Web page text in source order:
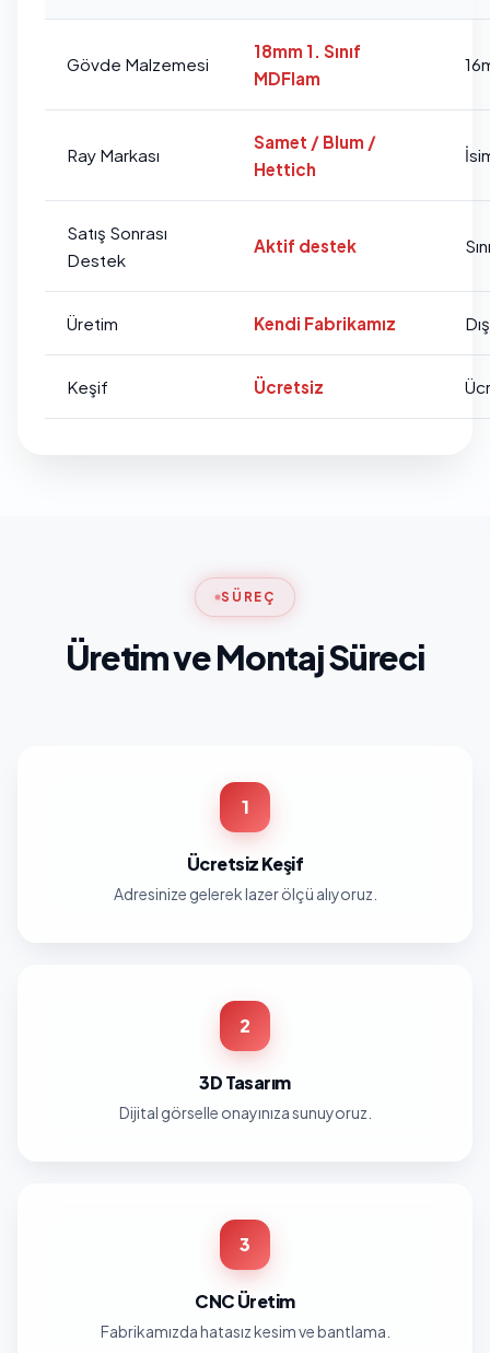
Gövde Malzemesi
18mm 1. Sınıf
MDFlam
Ray Markası
Samet / Blum /
Hettich
Satış Sonrası
Destek
Aktif destek
Üretim Kendi Fabrikamız
Keşif Ücretsiz
SÜREÇ
Üretim ve Montaj Süreci
1
Ücretsiz Keşif
Adresinize gelerek lazer ölçü alıyoruz.
2
3D Tasarım
Dijital görselle onayınıza sunuyoruz.
3
CNC Üretim
Fabrikamızda hatasız kesim ve bantlama.